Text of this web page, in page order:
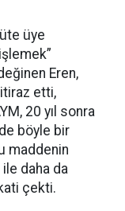
üye
Eren,
itiraz etti,
20 yıl sonra
böyle bir
maddenin
ile daha da
çekti.